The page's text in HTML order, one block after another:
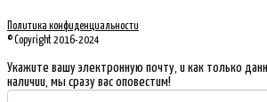
Политика конфиденциальности
© Copyright 2016-2024
Укажите вашу электронную почту, и как только
наличии, мы сразу вас оповестим!